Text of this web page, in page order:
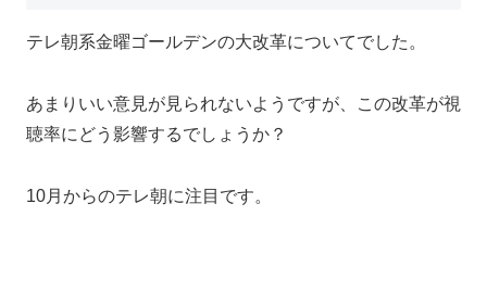
テレ朝系金曜ゴールデンの大改革についてでした。
あまりいい意見が見られないようですが、この改革が視
聴率にどう影響するでしょうか？
10月からのテレ朝に注目です。